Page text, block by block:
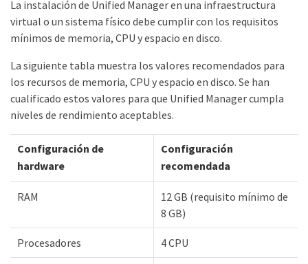
La instalación de Unified Manager en una infraestructura
virtual o un sistema físico debe cumplir con los requisitos
mínimos de memoria, CPU y espacio en disco.
La siguiente tabla muestra los valores recomendados para
los recursos de memoria, CPU y espacio en disco. Se han
cualificado estos valores para que Unified Manager cumpla
niveles de rendimiento aceptables.
Configuración de
hardware
Configuración
recomendada
RAM
12 GB (requisito mínimo de
8 GB)
Procesadores 4 CPU